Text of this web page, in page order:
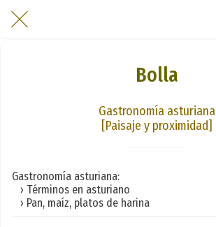
Bolla
Gastronomía asturiana
[Paisaje y proximidad]
Gastronomía asturiana:
› Términos en asturiano
› Pan, maíz, platos de harina